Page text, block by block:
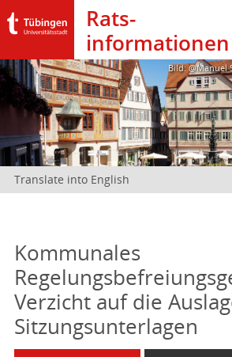
Rats­
informationen
Bild: @Manuel
Translate into English
Kommunales
Verzicht auf die
Sitzungsunterlagen